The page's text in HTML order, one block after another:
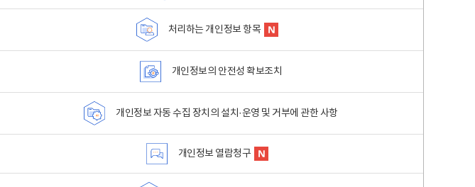
처리하는 개인정보 항목
개인정보의 안전성 확보조치
개인정보 자동 수집 장치의 설치·운영 및 거부에 관한 사항
개인정보 열람청구